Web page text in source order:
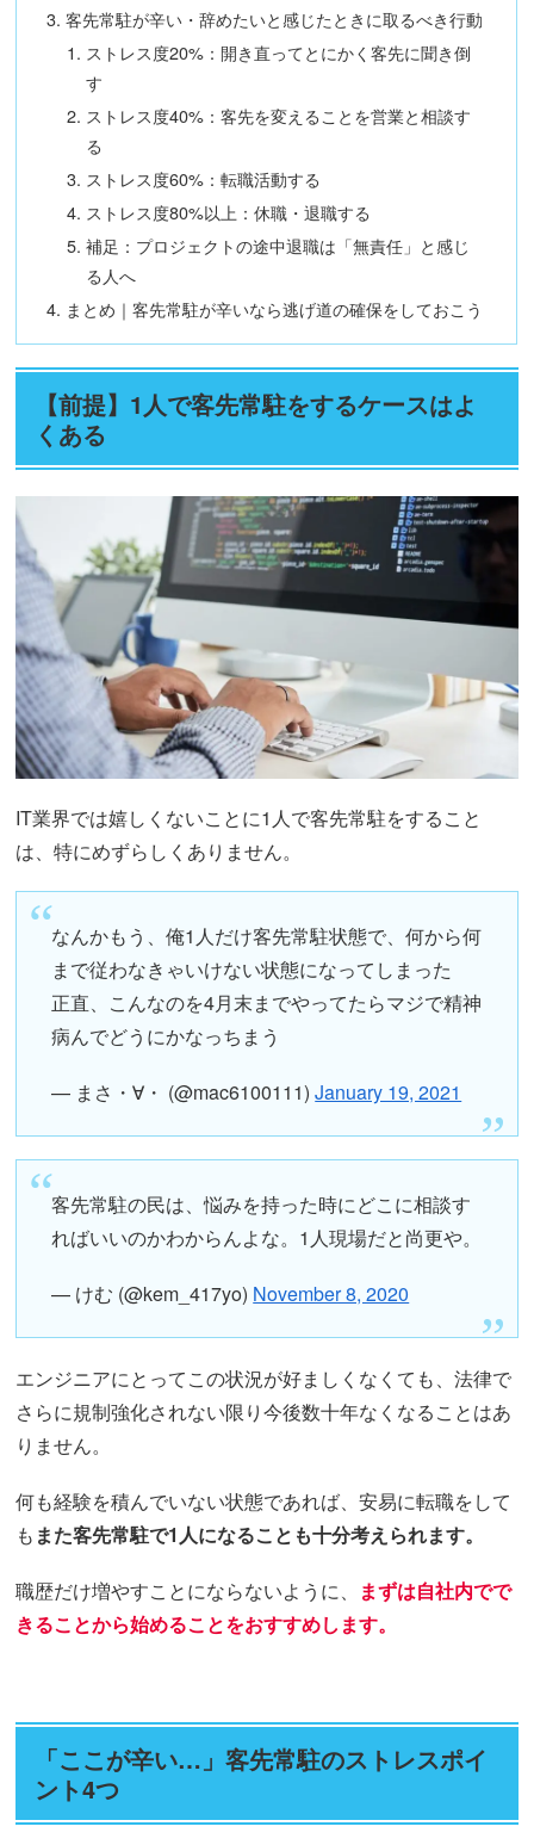
客先常駐が辛い・辞めたいと感じたときに取るべき行動
ストレス度20%：開き直ってとにかく客先に聞き倒
す
ストレス度40%：客先を変えることを営業と相談す
る
ストレス度60%：転職活動する
ストレス度80%以上：休職・退職する
補足：プロジェクトの途中退職は「無責任」と感じ
る人へ
まとめ｜客先常駐が辛いなら逃げ道の確保をしておこう
【前提】1人で客先常駐をするケースはよ
くある
IT業界では嬉しくないことに1人で客先常駐をすること
は、特にめずらしくありません。
なんかもう、俺1人だけ客先常駐状態で、何から何
まで従わなきゃいけない状態になってしまった
正直、こんなのを4月末までやってたらマジで精神
病んでどうにかなっちまう
— まさ・∀・ (@mac6100111)January 19, 2021
客先常駐の民は、悩みを持った時にどこに相談す
ればいいのかわからんよな。1人現場だと尚更や。
— けむ (@kem_417yo) November 8, 2020
エンジニアにとってこの状況が好ましくなくても、法律で
さらに規制強化されない限り今後数十年なくなることはあ
りません。
何も経験を積んでいない状態であれば、安易に転職をして
も また客先常駐で1人になることも十分考えられます。
職歴だけ増やすことにならないように、
まずは自社内でで
きることから始めることをおすすめします。
「ここが辛い…」客先常駐のストレスポイ
ント4つ